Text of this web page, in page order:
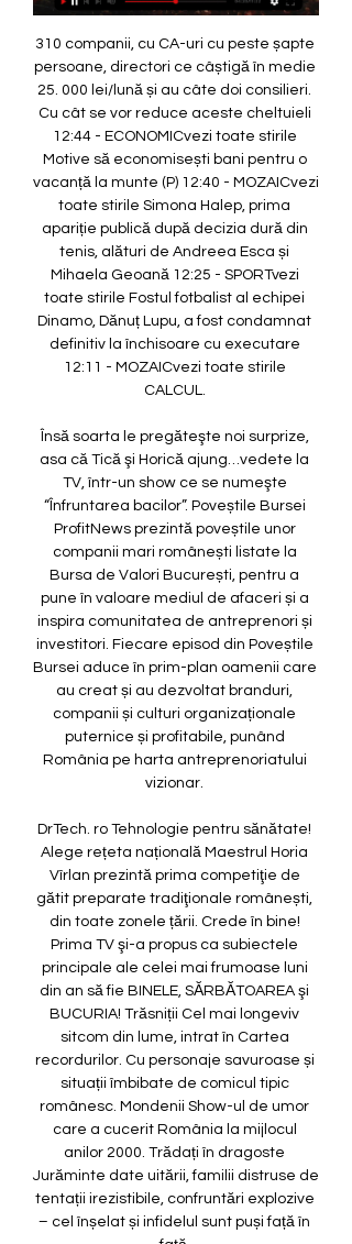
310 companii, cu CA-uri cu peste șapte persoane, directori ce câștigă în medie 25. 000 lei/lună și au câte doi consilieri. Cu cât se vor reduce aceste cheltuieli 12:44 - ECONOMICvezi toate stirile Motive să economisești bani pentru o vacanță la munte (P) 12:40 - MOZAICvezi toate stirile Simona Halep, prima apariție publică după decizia dură din tenis, alături de Andreea Esca și Mihaela Geoană 12:25 - SPORTvezi toate stirile Fostul fotbalist al echipei Dinamo, Dănuț Lupu, a fost condamnat definitiv la închisoare cu executare 12:11 - MOZAICvezi toate stirile CALCUL. 

Însă soarta le pregăteşte noi surprize, asa că Tică şi Horică ajung…vedete la TV, într-un show ce se numeşte “Înfruntarea bacilor”. Poveștile Bursei ProfitNews prezintă poveștile unor companii mari românești listate la Bursa de Valori București, pentru a pune în valoare mediul de afaceri și a inspira comunitatea de antreprenori și investitori. Fiecare episod din Poveștile Bursei aduce în prim-plan oamenii care au creat și au dezvoltat branduri, companii și culturi organizaționale puternice și profitabile, punând România pe harta antreprenoriatului vizionar. 

DrTech. ro Tehnologie pentru sănătate! Alege rețeta națională Maestrul Horia Vîrlan prezintă prima competiţie de gătit preparate tradiţionale românești, din toate zonele țării. Crede în bine! Prima TV şi-a propus ca subiectele principale ale celei mai frumoase luni din an să fie BINELE, SĂRBĂTOAREA şi BUCURIA! Trăsniții Cel mai longeviv sitcom din lume, intrat în Cartea recordurilor. Cu personaje savuroase și situații îmbibate de comicul tipic românesc. Mondenii Show-ul de umor care a cucerit România la mijlocul anilor 2000. Trădați în dragoste Jurăminte date uitării, familii distruse de tentații irezistibile, confruntări explozive – cel înșelat și infidelul sunt puși față în față. 

Conducerea susține că băiatul violent „se manifestă doar în pauze” 15:23 - Ghidul autovezi toate stirile Bicicleta cu hidrogen construită de trei studenți din Timișoara. A costat 10. 000 de euro și atinge 25 km/h 15:10 - SPORTvezi toate stirile Clasamentul WTA: Ana Bogdan și Irina Begu au coborât mai multe poziții 15:00 - LOCALvezi toate stirile Un tânăr de 19 ani, din Lungani, a fost găsit spânzurat intr-o pădure 14:57 - EDUCATIEvezi toate stirile Universitățile din România pierd tot mai mulți studenți. Mii de tineri au plecat să învețe în străinătate, în ultimii ani 14:54 - ECONOMICvezi toate stirile Tot ce trebuie sa stiti despre tonerele laser (P) 14:39 - EXTERNvezi toate stirile Sezonul Nobel începe luni cu premiul pentru Medicină: Cine sunt favoriții și ce tratamente au descoperit aceștia 14:26 - Animalevezi toate stirile O nouă „ședință foto” cu ursul era să se termine tragic pe Transfăgărășan pentru un grup de turiști. 

Fotbal Show Fotbal Show este talk-show-ul unde disecăm fotbalul românesc alături de foşti mari internaţionali ai României și antrenori titraţi. Sănătate cu stil Luciana Indre aduce în prim-plan stilul de viață sănătos, alături de profesionişti din diverse domenii: de la medici specialişti, la esteticieni, nutriţionişti și psihologi. Destinația anului Dana Gonț devine ghid touristic într-un un proiect media inedit de promovare a destinaţiilor turistice din România. Două echipe de exploratori străbat la pas 6 regiuni nominalizate de public, filmând locuri de poveste şi oameni senzaţionali. 

În fiecare ediţie, prezentatorii vor adresa 15 întrebări şi toţi cei care reuşesc să răspundă corect la toate întrebările vor împărţi marele premiu. Secretele președintelui Secretele Președintelui - comedie la nivel înalt! PrimaTV prezintă un nou serial de comedie, în fiecare vineri, de la 22:00. Insider Politic Sebastian Zachmann pune în discuție cele mai importante evenimente din actualitatea românească, alături de invitați de marcă. Notele lui Banciu Un concept nou pentru emisiunile de sport din România: Radu Banciu dă note principalelor personaje din sport, în săptămâna care a trecut. Vlad Măcicășan și Radu Banciu vă așteaptă pe Look Sport+ în fiecare seară de luni. Veterinari în acțiune În prima emisiune filmată într-un spital veterinar social, fiecare zi aduce ceva neaşteptat: de la pacienţi cu „tradiţie“, la vizite noi, de la intervenţii complicate, la operaţii de salvare a diverşilor „vagabonzi“ rătăciţi pe plaiurile României. 

Unii părinți inconștienți și-au adus și copiii 14:09 - ITvezi toate stirile Apple va avea propriul motor de căutare, bazat pe inteligență artificială 13:59 - LOCALvezi toate stirile Evenimentul care a redefinit legăturile din lumea afacerilor: ”Femei de afaceri cu stil-2023„ 13:55 - SPORTvezi toate stirile VIDEO Simone Biles, premieră la CM Gimnastică - Săritura care îi va purta numele 13:55 - LOCALvezi toate stirile Elevii ieșeni, ținuți flămânzi de către autorități. CJ nici măcar nu a demarat licitația de atribuire a contractelor 13:40 - EDUCATIEvezi toate stirile Joi, 5 octombrie, zi liberă pentru elevi, profesori și angajații din Învățământ. 

Cu cât a crescut rata unui român care a luat credit de 50. 000 de euro, de la 1 octombrie. IRCC se apropie de ROBOR 11:56 - LOCALvezi toate stirile Sărbătoare la Colegiul „Costache Negruzzi”. 128 de ani de existență 11:44 - MOZAICvezi toate stirile Cum poți învăța să faci modele de unghii impresionante? (P) 11:39 - MOZAICvezi toate stirile VIDEO Reacția unei femei când și-a prins soțul cu amanta în mașină 11:25 - LOCALvezi toate stirile Program intens la Opera Iași: două spectacole de operă și unul de balet în patru zile 11:09 - NATIONALvezi toate stirile FOTO Microbuz cu români, implicat într-un accident în Germania. 

Cronica cârcotaşilor În cele peste două decenii pe piața media, Cronica Cârcotaşilor a devenit un reper al emisiunilor de divertisment din România. O emisiune de atitudine, într-un stil unic! Fotbal All Inclusive cu Radu Banciu Radu Banciu dezbate alături de telespectatori cele mai importante subiecte din lumea fotbalului și nu numai, în fiecare zi, de luni până vineri. Poezie și delicatețuri În noua emisiune semnată Mircea Dinescu, invitații sunt primiți cu mese îmbelșugate, stropite cu vorbe de duh, la Portul Cultural Cetate de pe malul Dunării. Primii câștigă Primii câştigă, quiz show de cultură generală prezentat de Gabriel Coveşeanu (Cove) şi Diana Bart, dedicat tuturor telespectatorilor care sunt mari amatori de jocuri. "Primii câştigă" este un show unic de televiziune. 

12 persoane au ajuns la spital 10:59 - LOCALvezi toate stirile Polițiștii ieșeni vor umbla printre cămine pentru a pune viză de flotant studenților 10:39 - LOCALvezi toate stirile Incendiu violent la o casă din Crivești. Pompierii s-au luptat 150 de minute pentru a stinge flăcările 10:25 - FILITvezi toate stirile Atelierele FILIT pentru traducători - participanți din nouă țări la cea de-a IX-a ediție 10:11 - NATIONALvezi toate stirile STATUL CAPTURAT: Directoare prin concurs, dată afară și înlocuită cu fostul care a obținut nota 0, 6. Dar este membru de partid PSD 09:57 - EXTERNvezi toate stirile Jimmy Carter, cel mai bătrân fost președinte al SUA în viață, a împlinit 99 de ani 09:38 - Ghidul caseivezi toate stirile Modele de usa de tip termopan, ideale pentru casa atat pentru interior, cat si pentru exterior (P) 09:37 - EXTERNvezi toate stirile Rebelii kurzi aflați în spatele atentatului de la Ankara, atacați de Turcia. 

LIVE VIDEO | Poli Iaşi - Petrolul, de la 18:00, pe acum 6 ore — Poli Iaşi primeşte vizita Petrolului, în primul meci al zilei de luni. Partida va fi transmisă, în direct, pe Orange Sport 1, ...

[TRANSMITERE LIVE!!!] Poli Iași vs Petrolul în direct 2022 2 acum 14 ore — [TRANSMITERE LIVE!!!] Poli Iași vs Petrolul în direct 2022 2 octombrie 2023 acum 18 ore — ACSM Politehnica Iași vs FC Petrolul Ploiești.

(CURENT>>) Poli Iași vs Petrolul în direct 2022 2 octombrie acum 14 ore — (CURENT>>) Poli Iași vs Petrolul în direct 2022 2 octombrie 2023 acum 2 minute — (transmitere live@@@)) Poli Iași vs Petrolul în direct ...

Academia lui Horia O competiție pentru pasionații de bucătărie de pretutindeni, în care oamenii obișnuiți fac echipă cu un VIP. Hai cu fetele! Emisiunea care duce divertismentul la un alt nivel, oferind 4 păreri diferite despre problemele femeii de astăzi. Cu Ioana Petric, Giulia, Gabriela Marin şi Diana Bart. LookSport Live Matinalul Look Sport LIVE este în direct pe Look Sport+ şi online, în fiecare dimineaţă, de la 10:15. De luni până vineri, Eduard Zelgin îţi aduce cele mai fresh informaţii din lumea sportului. 

LIVE VIDEO | Poli Iaşi - Petrolul, ASTĂZI, de la 18:00, în acum 7 ore — Poli Iaşi vine după victoria în faţa lui FC Voluntari, scor 2-1, şi se află pe locul 13 în clasamentul Superligii după 9 meciuri disputate. Leo Grozavu a reglat ...

www. ziaruldeiasi. ro - toate stirile cu cuvintele cheie: Politehnica Iaşi – Petrolul Ploieşti17:00 - ECONOMICvezi toate stirile Rata şomajului în formă ajustată sezonier a scăzut la 5, 4%, în august 16:45 - ECONOMICvezi toate stirile Înmatriculările de autoturisme noi au frânat cu aproape 12% 16:30 - LOCALvezi toate stirile Festivalul internaţional de şah al Comunei Miroslava, ediţia a Vll-a la final! 16:15 - MOZAICvezi toate stirile O nouă staţie de autobuz a fost amenajată în zona Podu-Roş 15:59 - NATIONALvezi toate stirile Șeful DNA, Marius Voineag: „DNA s-a abătut de la combaterea corupţiei de nivel înalt” 15:39 - NATIONALvezi toate stirile Copii de 6 ani de la o școală din Brașov, terorizați de un coleg. 

Poli Iași vs Petrolul eredmények, egymás elleni statisztika Nu stochează informații personale în mod direct, ci se bazează pe identificarea unică a browserului și a dispozitivului dvs. de internet. Dacă nu permiteți ...

[LIVE HD>] CFR Cluj vs Petrolul în direct 2022 18 septembrie scena-digitala. (FOTBAL>>) CFR Cluj vs Petrolul în direct online 18.09.2023 POLI IASI Tot ce te intereseaza, direct in inbox. Aboneaza-te la newsletter ...

Ziua Educației este nelucrătoare prin Contractul colectiv de muncă 13:26 - NATIONALvezi toate stirile Cele mai populare dr